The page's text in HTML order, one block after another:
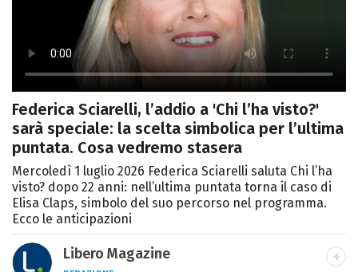
Federica Sciarelli, l’addio a 'Chi l’ha visto?'
sarà speciale: la scelta simbolica per l’ultima
puntata. Cosa vedremo stasera
Mercoledì 1 luglio 2026 Federica Sciarelli saluta Chi l’ha
visto? dopo 22 anni: nell’ultima puntata torna il caso di
Elisa Claps, simbolo del suo percorso nel programma.
Ecco le anticipazioni
Libero Magazine